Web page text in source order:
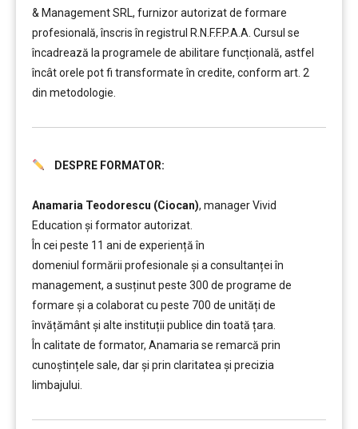
& Management SRL, furnizor autorizat de formare
profesională, înscris în registrul R.N.F.F.P.A.A. Cursul se
încadrează la programele de abilitare funcțională, astfel
încât orele pot fi transformate în credite, conform art. 2
din metodologie.
DESPRE FORMATOR:
Anamaria Teodorescu (Ciocan), manager Vivid
Education și formator autorizat.
În cei peste 11 ani de experiență în
domeniul formării profesionale și a consultanței în
management, a susținut peste 300 de programe de
formare și a colaborat cu peste 700 de unități de
învățământ şi alte instituții publice din toată țara.
În calitate de formator, Anamaria se remarcă prin
cunoștințele sale, dar și prin claritatea și precizia
limbajului.